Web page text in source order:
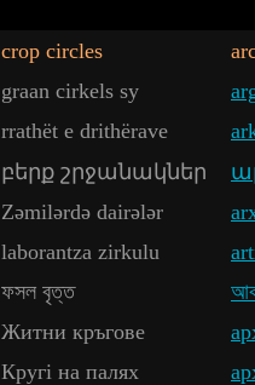
crop circles
graan cirkels sy
rrathët e drithërave
բերք շրջանակներ
Zəmilərdə dairələr
laborantza zirkulu
ফসল বৃত্ত
Житни кръгове
Кругі на палях